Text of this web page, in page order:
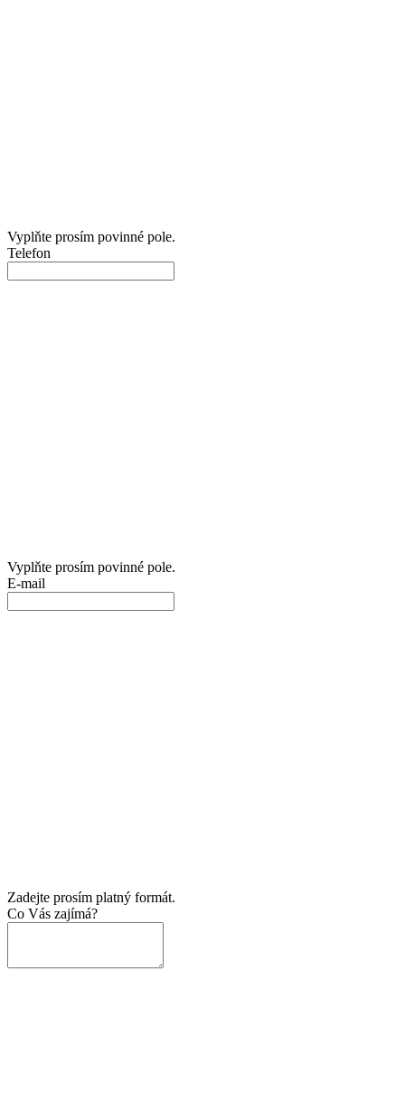
Vyplňte prosím povinné pole.
Telefon
Vyplňte prosím povinné pole.
E-mail
Zadejte prosím platný formát.
Co Vás zajímá?